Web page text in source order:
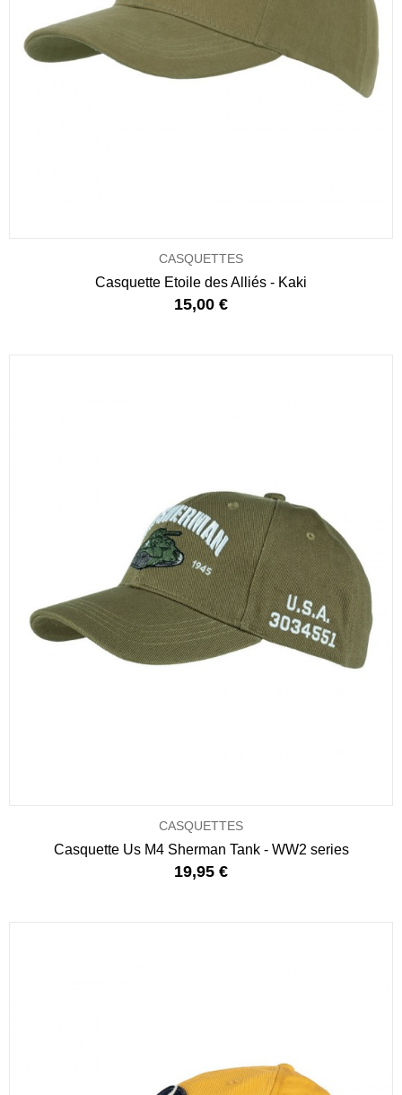
CASQUETTES
Casquette Etoile des Alliés - Kaki
15,00 €
CASQUETTES
Casquette Us M4 Sherman Tank - WW2 series
19,95 €